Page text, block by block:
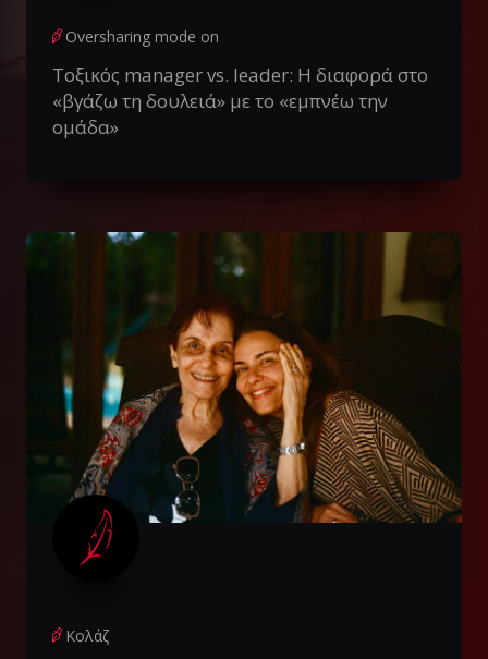
Oversharing mode on
Τοξικός manager vs. leader: Η διαφορά στο
«βγάζω τη δουλειά» με το «εμπνέω την
ομάδα»
Κολάζ